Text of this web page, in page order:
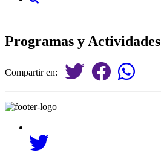
Programas y Actividades
Compartir en: